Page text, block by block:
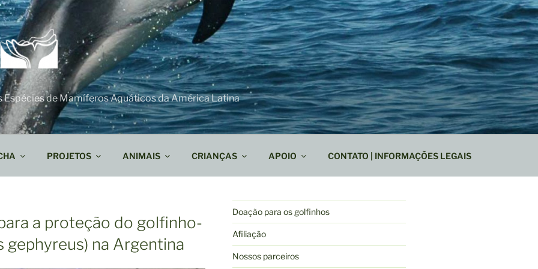
Espécies de Mamíferos Aquáticos da América Latina
PROJETOS ANIMAIS CRIANÇAS APOIO CONTATO | INFORMAÇÕES LEGAIS
a proteção do golfinho-
gephyreus) na Argentina
Doação para os golfinhos
Afiliação
Nossos parceiros